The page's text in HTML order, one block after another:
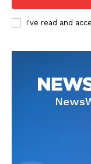
I've read and